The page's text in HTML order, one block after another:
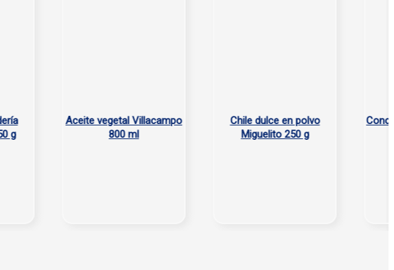
Aceite vegetal Villacampo
800 ml
Chile dulce en polvo
Miguelito 250 g